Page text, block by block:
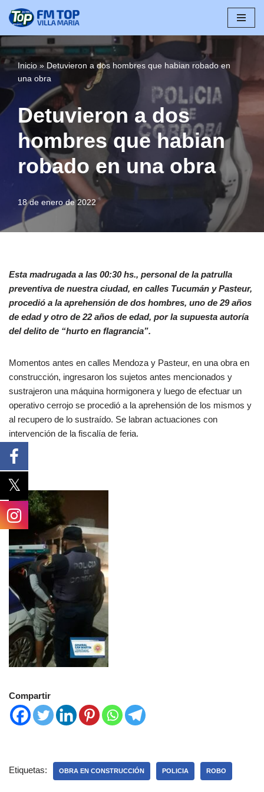
al
contenido
Inicio» Detuvieron a dos hombres que habian robado en
una obra
Detuvieron a dos
hombres que habian
robado en una obra
18 de enero de 2022
Esta madrugada a las 00:30 hs., personal de la patrulla
preventiva de nuestra ciudad, en calles Tucumán y Pasteur,
procedió a la aprehensión de dos hombres, uno de 29 años
de edad y otro de 22 años de edad, por la supuesta autoría
del delito de “hurto en flagrancia”.
Momentos antes en calles Mendoza y Pasteur, en una obra en
construcción, ingresaron los sujetos antes mencionados y
sustrajeron una máquina hormigonera y luego de efectuar un
operativo cerrojo se procedió a la aprehensión de los mismos y
al recupero de lo sustraído. Se labran actuaciones con
intervención de la fiscalía de feria.
Compartir
Etiquetas: OBRA EN CONSTRUCCIÓN POLICIA ROBO